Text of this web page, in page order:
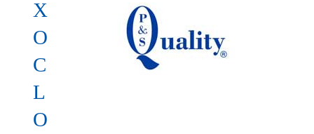
X
O
C
L
O